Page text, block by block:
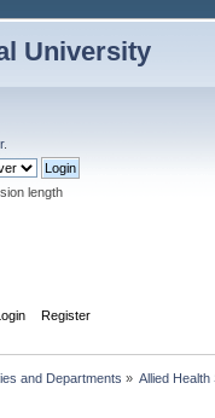
University
.
length
Register
and Departments » Allied Health